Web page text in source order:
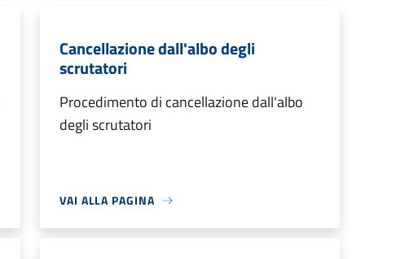
Cancellazione dall'albo degli
scrutatori
Procedimento di cancellazione dall'albo
degli scrutatori
VAI ALLA PAGINA